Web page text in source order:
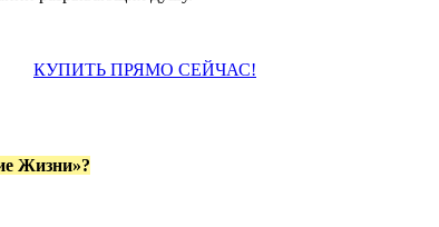
КУПИТЬ ПРЯМО СЕЙЧАС!
Жизни»?